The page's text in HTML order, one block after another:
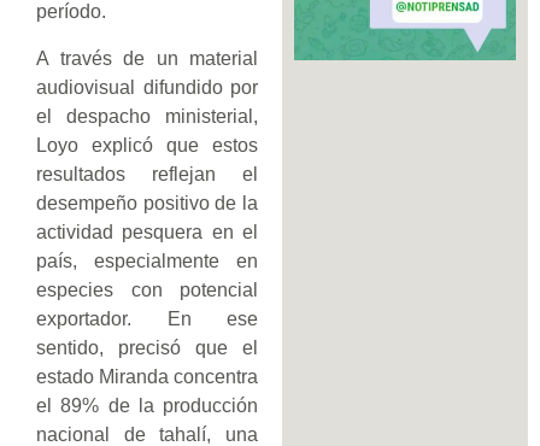
período.
A través de un material
audiovisual difundido por
el despacho ministerial,
Loyo explicó que estos
resultados reflejan el
desempeño positivo de la
actividad pesquera en el
país, especialmente en
especies con potencial
exportador. En ese
sentido, precisó que el
estado Miranda concentra
el 89% de la producción
nacional de tahalí, una